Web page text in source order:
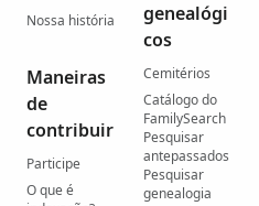
Nossa história
Maneiras
de
contribuir
Participe
O que é
genealógi
cos
Cemitérios
Catálogo do
FamilySearch
Pesquisar
antepassados
Pesquisar
genealogia